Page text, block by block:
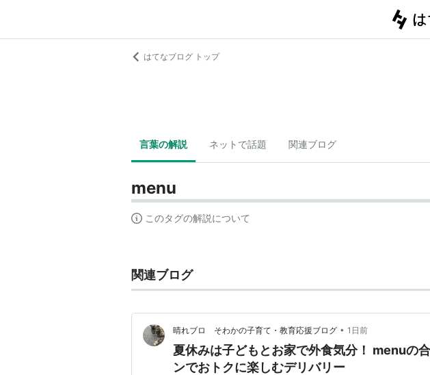
はてなブログ トップ
言葉の解説 ネットで話題 関連ブログ
menu
このタグの解説について
関連ブログ
晴れブロ そわかの子育て・教育応援ブログ • 1日前
夏休みは子どもとお家で外食気分！ menuの
ンでおトクに楽しむデリバリー